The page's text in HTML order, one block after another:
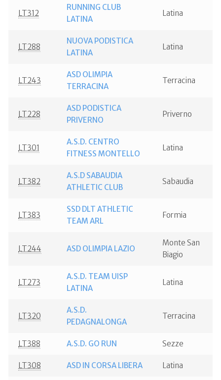
LT312
RUNNING CLUB
LATINA
Latina
LT288
NUOVA PODISTICA
LATINA
Latina
LT243
ASD OLIMPIA
TERRACINA
Terracina
LT228
ASD PODISTICA
PRIVERNO
Priverno
LT301
A.S.D. CENTRO
FITNESS MONTELLO
Latina
LT382
A.S.D SABAUDIA
ATHLETIC CLUB
Sabaudia
LT383
SSD DLT ATHLETIC
TEAM ARL
Formia
LT244 ASD OLIMPIA LAZIO
Monte San
Biagio
LT273
A.S.D. TEAM UISP
LATINA
Latina
LT320
A.S.D.
PEDAGNALONGA
Terracina
LT388 A.S.D. GO RUN Sezze
LT308 ASD IN CORSA LIBERA Latina